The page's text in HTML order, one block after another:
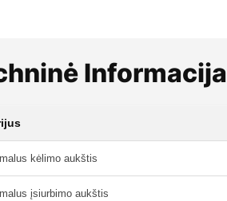
Informacija
kėlimo aukštis
įsiurbimo aukštis